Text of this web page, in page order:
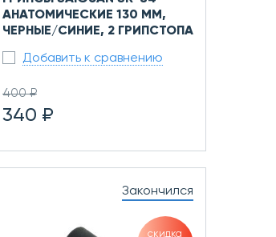
АНАТОМИЧЕСКИЕ 130 ММ,
ЧЕРНЫЕ/СИНИЕ, 2 ГРИПСТОПА
Добавить к сравнению
400 ₽
340 ₽
Закончился
скидка